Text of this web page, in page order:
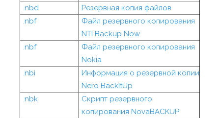
.nbd
Резервная копия файлов
.nbf
Файл резервного копирования
NTI Backup Now
.nbf
Файл резервного копирования
Nokia
.nbi
Информация о резервной копии
Nero BackItUp
.nbk
Скрипт резервного
копирования NovaBACKUP